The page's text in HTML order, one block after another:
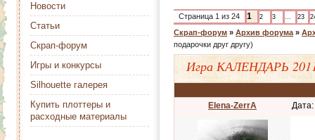
Новости
Статьи
Скрап-форум
Игры и конкурсы
Silhouette галерея
Купить плоттеры и
расходные материалы
Страница 1 из 24 1 2 3 … 23
Скрап-форум » Архив форума »
подарочки друг другу)
Игра КАЛЕНДАРЬ
Elena-ZerrA